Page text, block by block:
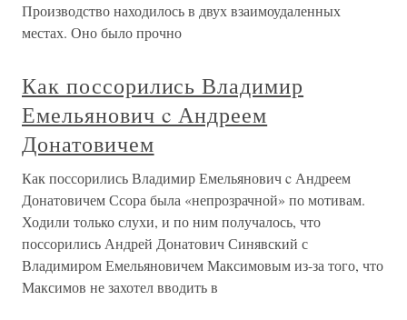
Производство находилось в двух взаимоудаленных
местах. Оно было прочно
Как поссорились Владимир
Емельянович c Андреем
Донатовичем
Как поссорились Владимир Емельянович c Андреем
Донатовичем Ссора была «непрозрачной» по мотивам.
Ходили только слухи, и по ним получалось, что
поссорились Андрей Донатович Синявский с
Владимиром Емельяновичем Максимовым из-за того, что
Максимов не захотел вводить в